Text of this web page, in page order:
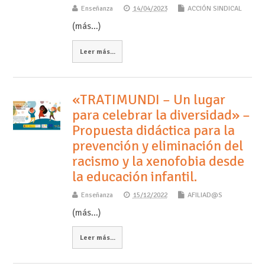
Enseñanza 14/04/2023 ACCIÓN SINDICAL
(más…)
Leer más...
«TRATIMUNDI – Un lugar
para celebrar la diversidad» –
Propuesta didáctica para la
prevención y eliminación del
racismo y la xenofobia desde
la educación infantil.
Enseñanza 15/12/2022 AFILIAD@S
(más…)
Leer más...